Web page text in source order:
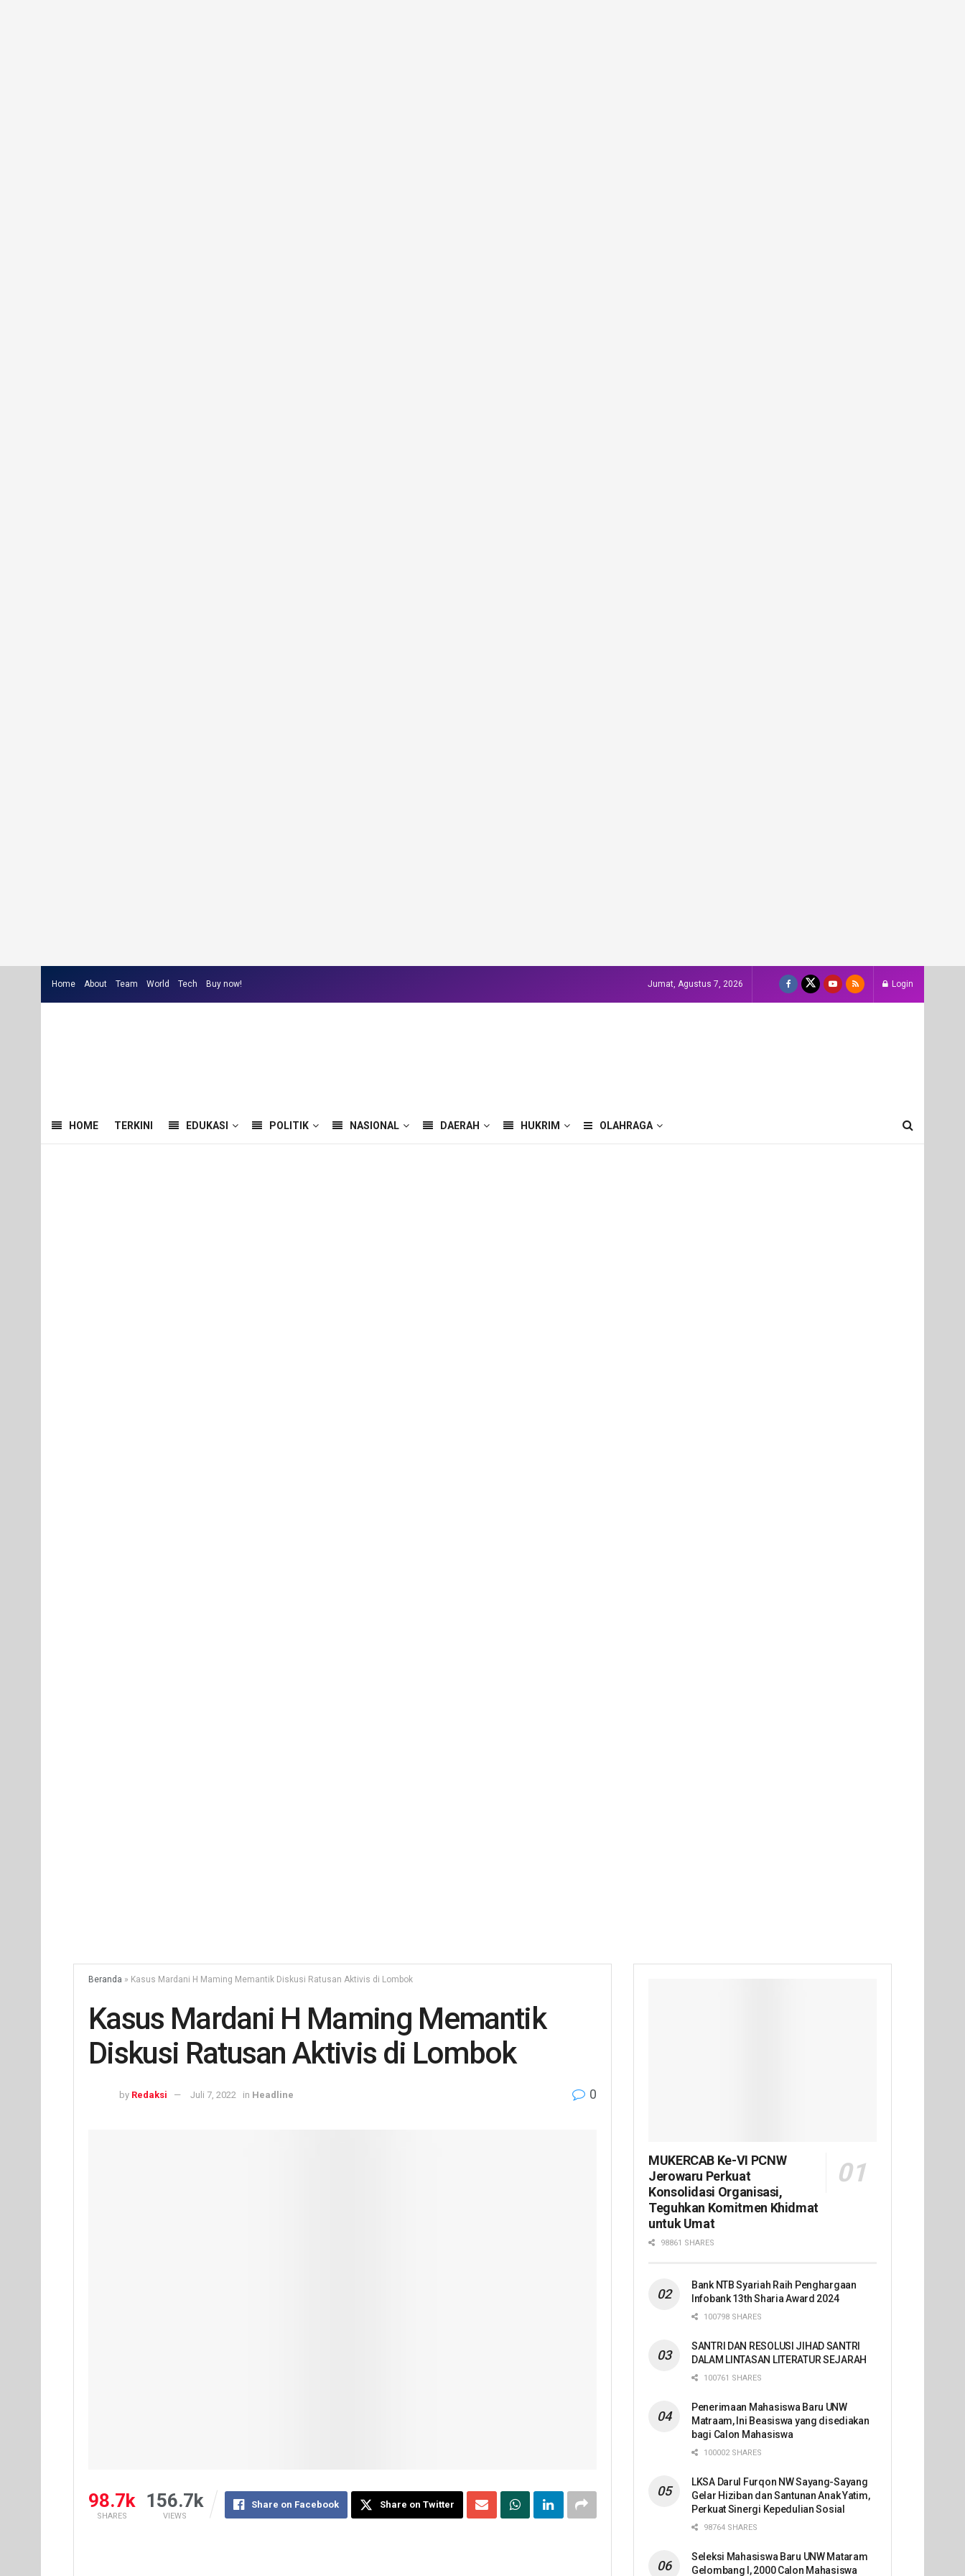
Home About Team World Tech Buy now! Jumat, Agustus 7, 2026 Login
HOME TERKINI EDUKASI POLITIK NASIONAL DAERAH HUKRIM OLAHRAGA
Beranda » Kasus Mardani H Maming Memantik Diskusi Ratusan Aktivis di Lombok
Kasus Mardani H Maming Memantik
Diskusi Ratusan Aktivis di Lombok
by Redaksi Juli 7, 2022 in Headline 0
98.7k
SHARES
156.7k
VIEWS
Share on Facebook Share on Twitter
MUKERCAB Ke-VI PCNW
Jerowaru Perkuat
Konsolidasi Organisasi,
Teguhkan Komitmen Khidmat
untuk Umat
98861 SHARES
Bank NTB Syariah Raih Penghargaan
Infobank 13th Sharia Award 2024
100798 SHARES
SANTRI DAN RESOLUSI JIHAD SANTRI
DALAM LINTASAN LITERATUR SEJARAH
100761 SHARES
Penerimaan Mahasiswa Baru UNW
Matraam, Ini Beasiswa yang disediakan
bagi Calon Mahasiswa
100002 SHARES
LKSA Darul Furqon NW Sayang-Sayang
Gelar Hiziban dan Santunan Anak Yatim,
Perkuat Sinergi Kepedulian Sosial
98764 SHARES
Seleksi Mahasiswa Baru UNW Mataram
Gelombang I, 2000 Calon Mahasiswa